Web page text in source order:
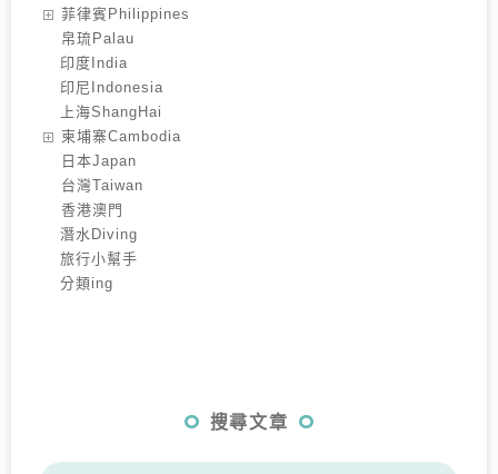
️菲律賓Philippines
️帛琉Palau
印度India
印尼Indonesia
上海ShangHai
️柬埔寨Cambodia
️日本Japan
️台灣Taiwan
️香港澳門
潛水Diving
旅行小幫手
分類ing
搜尋文章